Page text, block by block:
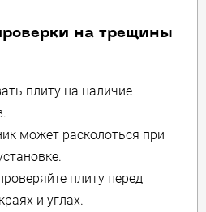
на трещины
плиту на наличие
может расколоться при
плиту перед
и углах.